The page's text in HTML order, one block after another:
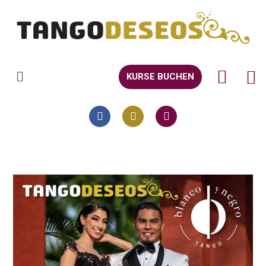
KURSE BUCHEN